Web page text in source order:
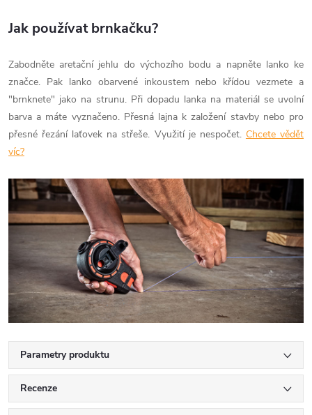
Jak používat brnkačku?
Zabodněte aretační jehlu do výchozího bodu a napněte lanko ke
značce. Pak lanko obarvené inkoustem nebo křídou vezmete a
"brnknete" jako na strunu. Při dopadu lanka na materiál se uvolní
barva a máte vyznačeno. Přesná lajna k založení stavby nebo pro
přesné řezání laťovek na střeše. Využití je nespočet. Chcete vědět
víc?
Parametry produktu
Recenze